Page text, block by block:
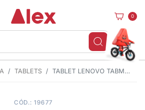
0
TABLETS TABLET LENOVO TABM9 4/64G/9" CASE
CÓD.: 19677